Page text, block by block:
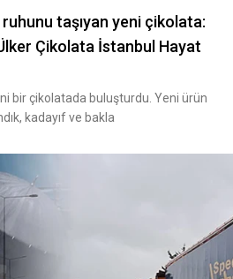
taşıyan yeni çikolata:
Çikolata İstanbul Hayat
bir çikolatada buluşturdu. Yeni ürün
kadayıf ve bakla